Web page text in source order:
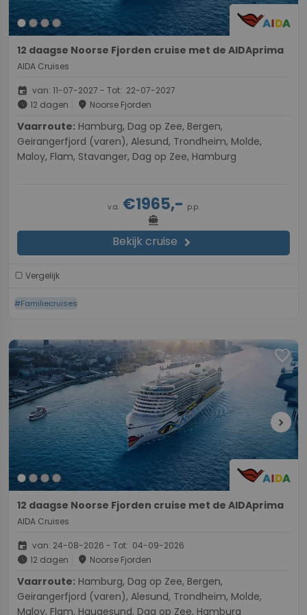
12 daagse Noorse Fjorden cruise met de AIDAprima
AIDA Cruises
event van: 11-07-2027 - Tot: 22-07-2027
schedule 12 dagen place Noorse Fjorden
Vaarroute:
Geirangerfjord (varen), Alesund, Trondheim, Molde,
Maloy, Flam, Stavanger, Dag op Zee, Hamburg
v.a. €1965,- p.p.
directions_boat
Bekijk cruise chevron_right
Vergelijk
#Familiecruises
favorite
chevron_right
12 daagse Noorse Fjorden cruise met de AIDAprima
AIDA Cruises
event van: 24-08-2026 - Tot: 04-09-2026
schedule 12 dagen place Noorse Fjorden
Vaarroute:
Geirangerfjord (varen), Alesund, Trondheim, Molde,
Maloy, Flam, Haugesund, Dag op Zee, Hamburg